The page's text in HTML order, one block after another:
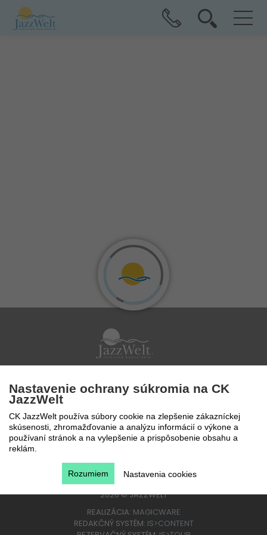
Po - Pi 9 - 17 hod
0850 777 888
2026©JAZZWELT
REALIZÁCIA: MAGICWARE
REDAKČNÝ SYSTÉM: IS>CONTENT
Nastavenie ochrany súkromia na CK
JazzWelt
CK JazzWelt používa súbory cookie na zlepšenie zákazníckej
skúsenosti, zhromažďovanie a analýzu informácií o výkone a
používaní stránok a na vylepšenie a prispôsobenie obsahu a
reklám.
Nastavenia cookies
Rozumiem